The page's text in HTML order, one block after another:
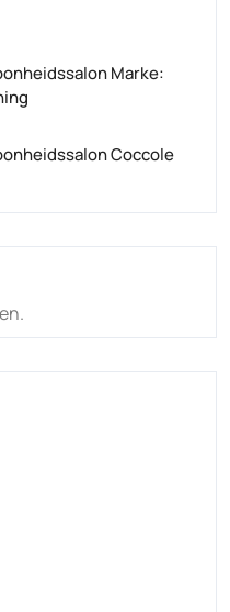
Marke:
Coccole